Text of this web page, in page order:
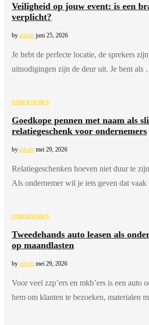
Veiligheid op jouw event: is een
verplicht?
by admin juni 25, 2026
Je hebt de perfecte locatie, de sprekers
uitnodigingen zijn de deur uit. Je bent als
ONDERNEMEN
Goedkope pennen met naam als
relatiegeschenk voor ondernemers
by admin mei 29, 2026
Relatiegeschenken hoeven niet duur te
Als ondernemer wil je iets geven dat
ONDERNEMEN
Tweedehands auto leasen als
op maandlasten
by admin mei 29, 2026
Voor veel zzp’ers en mkb’ers is een auto
hem om klanten te bezoeken, materialen